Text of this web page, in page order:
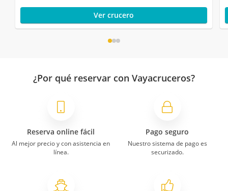
Ver crucero
¿Por qué reservar con Vayacruceros?
Reserva online fácil
Al mejor precio y con asistencia en
línea.
Pago seguro
Nuestro sistema de pago es
securizado.